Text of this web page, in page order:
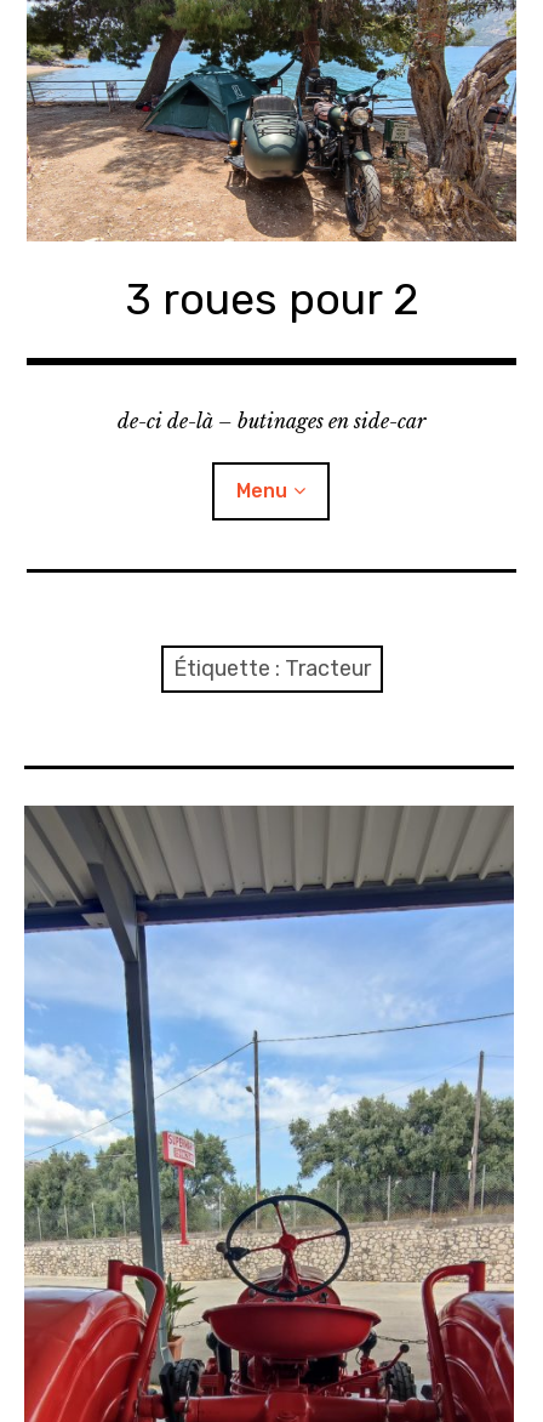
Accéder
contenu
principal
3 roues pour 2
de-ci de-là – butinages en side-car
Menu
Confidentialité
Itinéraire(s)
Side-car(s)
Étiquette : Tracteur